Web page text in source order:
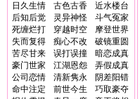
日久生情
古色古香
近水楼台
后知后觉
灵异神怪
斗气冤家
死缠烂打
穿越时空
摩登世界
失而复得
痴心不改
破镜重圆
苦尽甘来
误打误撞
暗恋成真
豪门世家
江湖恩怨
弄假成真
公司恋情
清新隽永
阴差阳错
命中注定
前世今生
巧取豪夺